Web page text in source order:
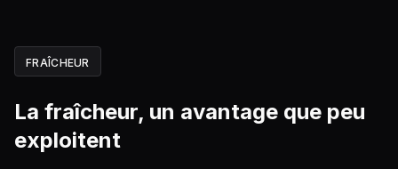
FRAÎCHEUR
La fraîcheur, un avantage que peu
exploitent